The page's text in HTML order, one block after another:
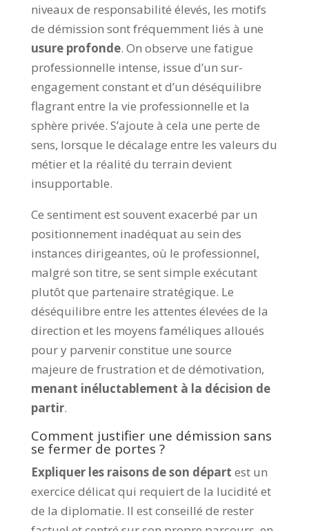
niveaux de responsabilité élevés, les motifs
de démission sont fréquemment liés à une
usure profonde. On observe une fatigue
professionnelle intense, issue d’un sur-
engagement constant et d’un déséquilibre
flagrant entre la vie professionnelle et la
sphère privée. S’ajoute à cela une perte de
sens, lorsque le décalage entre les valeurs du
métier et la réalité du terrain devient
insupportable.
Ce sentiment est souvent exacerbé par un
positionnement inadéquat au sein des
instances dirigeantes, où le professionnel,
malgré son titre, se sent simple exécutant
plutôt que partenaire stratégique. Le
déséquilibre entre les attentes élevées de la
direction et les moyens faméliques alloués
pour y parvenir constitue une source
majeure de frustration et de démotivation,
menant inéluctablement à la décision de
partir.
Comment justifier une démission sans
se fermer de portes ?
Expliquer les raisons de son départ est un
exercice délicat qui requiert de la lucidité et
de la diplomatie. Il est conseillé de rester